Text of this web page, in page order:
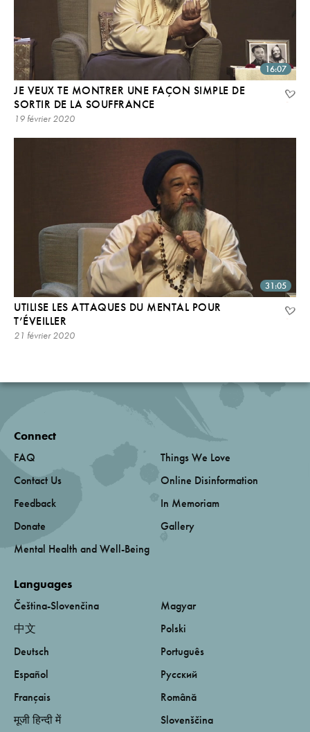
16:07
JE VEUX TE MONTRER UNE FAÇON SIMPLE DE
SORTIR DE LA SOUFFRANCE
19 février 2020
31:05
UTILISE LES ATTAQUES DU MENTAL POUR
T’ÉVEILLER
21 février 2020
Connect
FAQ
Contact Us
Feedback
Donate
Mental Health and Well-Being
Things We Love
Online Disinformation
In Memoriam
Gallery
Languages
Čeština-Slovenčina
中文
Deutsch
Español
Français
मूजी हिन्दी में
Magyar
Polski
Português
Русский
Română
Slovenščina